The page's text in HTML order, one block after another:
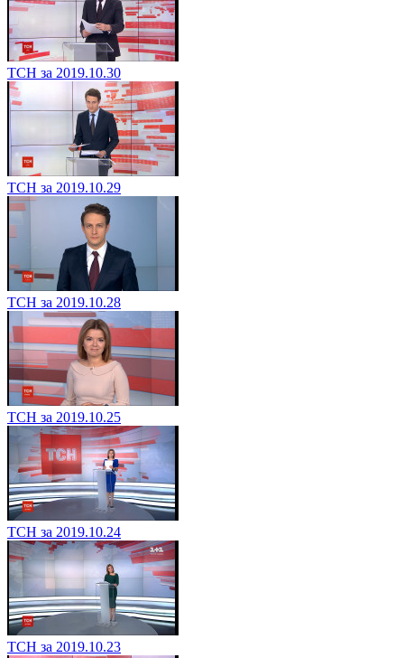
ТСН за 2019.10.30
ТСН за 2019.10.29
ТСН за 2019.10.28
ТСН за 2019.10.25
ТСН за 2019.10.24
ТСН за 2019.10.23